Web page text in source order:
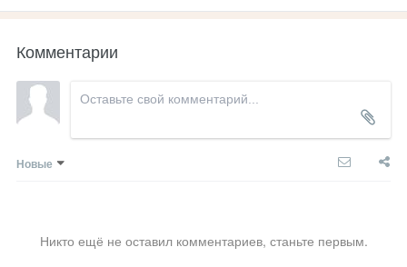
Комментарии
Новые
Никто ещё не оставил комментариев, станьте первым.